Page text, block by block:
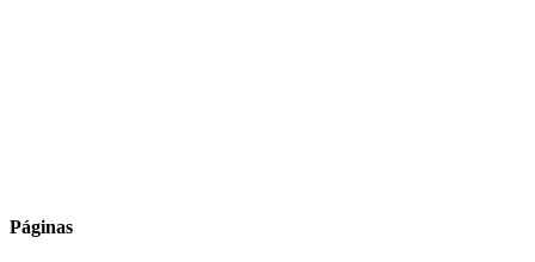
Páginas